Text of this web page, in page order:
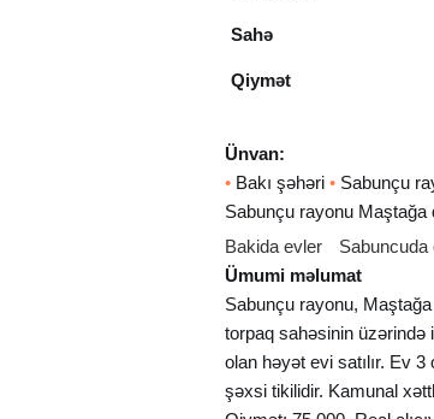
Sahə
Qiymət
Ünvan:
• Bakı şəhəri • Sabunçu
Sabunçu rayonu Maştağa
Bakida evler
Sabuncuda
Ümumi məlumat
Sabunçu rayonu,
torpaq sahəsinin
olan həyət evi satılır. Ev
şəxsi tikilidir. Kamunal